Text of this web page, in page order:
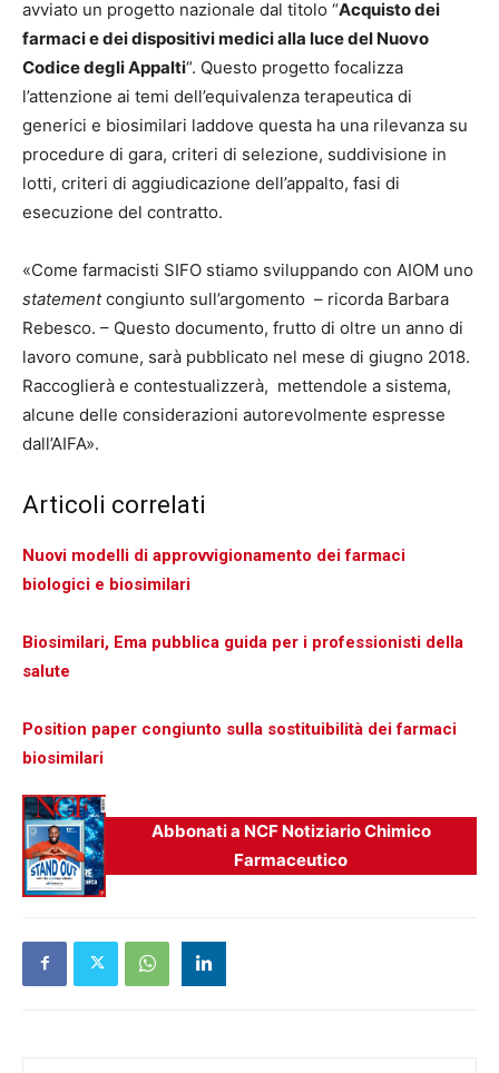
avviato un progetto nazionale dal titolo “Acquisto dei
farmaci e dei dispositivi medici alla luce del Nuovo
Codice degli Appalti“. Questo progetto focalizza
l’attenzione ai temi dell’equivalenza terapeutica di
generici e biosimilari laddove questa ha una rilevanza su
procedure di gara, criteri di selezione, suddivisione in
lotti, criteri di aggiudicazione dell’appalto, fasi di
esecuzione del contratto.
«Come farmacisti SIFO stiamo sviluppando con AIOM uno
statementcongiunto sull’argomento – ricorda Barbara
Rebesco. – Questo documento, frutto di oltre un anno di
lavoro comune, sarà pubblicato nel mese di giugno 2018.
Raccoglierà e contestualizzerà, mettendole a sistema,
alcune delle considerazioni autorevolmente espresse
dall’AIFA».
Articoli correlati
Nuovi modelli di approvvigionamento dei farmaci
biologici e biosimilari
Biosimilari, Ema pubblica guida per i professionisti della
salute
Position paper congiunto sulla sostituibilità dei farmaci
biosimilari
Abbonati a NCF Notiziario Chimico
Farmaceutico